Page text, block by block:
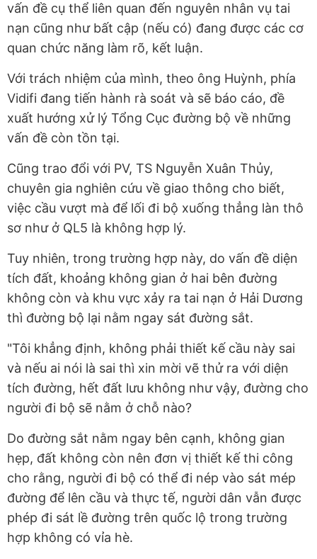
vấn đề cụ thể liên quan đến nguyên nhân vụ tai
nạn cũng như bất cập (nếu có) đang được các cơ
quan chức năng làm rõ, kết luận.
Với trách nhiệm của mình, theo ông Huỳnh, phía
Vidifi đang tiến hành rà soát và sẽ báo cáo, đề
xuất hướng xử lý Tổng Cục đường bộ về những
vấn đề còn tồn tại.
Cũng trao đổi với PV, TS Nguyễn Xuân Thủy,
chuyên gia nghiên cứu về giao thông cho biết,
việc cầu vượt mà để lối đi bộ xuống thẳng làn thô
sơ như ở QL5 là không hợp lý.
Tuy nhiên, trong trường hợp này, do vấn đề diện
tích đất, khoảng không gian ở hai bên đường
không còn và khu vực xảy ra tai nạn ở Hải Dương
thì đường bộ lại nằm ngay sát đường sắt.
"Tôi khẳng định, không phải thiết kế cầu này sai
và nếu ai nói là sai thì xin mời vẽ thử ra với diện
tích đường, hết đất lưu không như vậy, đường cho
người đi bộ sẽ nằm ở chỗ nào?
Do đường sắt nằm ngay bên cạnh, không gian
hẹp, đất không còn nên đơn vị thiết kế thi công
cho rằng, người đi bộ có thể đi nép vào sát mép
đường để lên cầu và thực tế, người dân vẫn được
phép đi sát lề đường trên quốc lộ trong trường
hợp không có vỉa hè.